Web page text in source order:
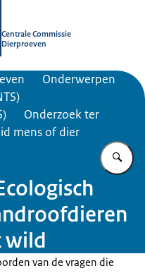
Centrale Commissie
Dierproeven
Onderwerpen
Onderzoek ter
mens of dier
wild
van de vragen die